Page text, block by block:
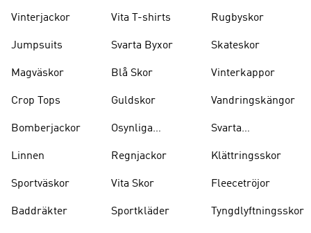
Vinterjackor
Jumpsuits
Magväskor
Crop Tops
Bomberjackor
Linnen
Sportväskor
Baddräkter
Vita T-shirts
Svarta Byxor
Blå Skor
Guldskor
Osynliga
Regnjackor
Vita Skor
Sportkläder
Rugbyskor
Skateskor
Vinterkappor
Vandringskängor
Svarta
Klättringsskor
Fleecetröjor
Tyngdlyftningsskor